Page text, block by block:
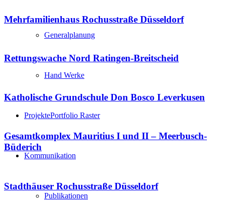
Generalplanung
Hand Werke
ProjektePortfolio Raster
Kommunikation
Publikationen
Mehrfamilienhaus Rochusstraße Düsseldorf
Rettungswache Nord Ratingen-Breitscheid
Katholische Grundschule Don Bosco Leverkusen
Gesamtkomplex Mauritius I und II – Meerbusch-
Büderich
Stadthäuser Rochusstraße Düsseldorf